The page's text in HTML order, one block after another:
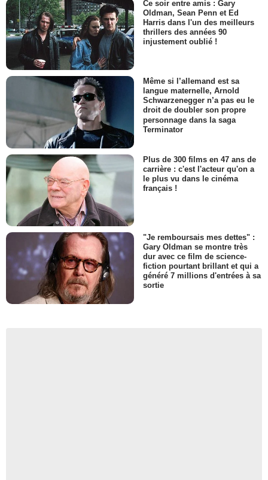
Ce soir entre amis : Gary
Oldman, Sean Penn et Ed
Harris dans l'un des meilleurs
thrillers des années 90
injustement oublié !
Même si l’allemand est sa
langue maternelle, Arnold
Schwarzenegger n’a pas eu le
droit de doubler son propre
personnage dans la saga
Terminator
Plus de 300 films en 47 ans de
carrière : c'est l'acteur qu'on a
le plus vu dans le cinéma
français !
"Je remboursais mes dettes" :
Gary Oldman se montre très
dur avec ce film de science-
fiction pourtant brillant et qui a
généré 7 millions d'entrées à sa
sortie